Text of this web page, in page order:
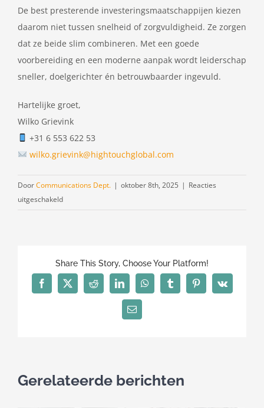
De best presterende investeringsmaatschappijen kiezen
daarom niet tussen snelheid of zorgvuldigheid. Ze zorgen
dat ze beide slim combineren. Met een goede
voorbereiding en een moderne aanpak wordt leiderschap
sneller, doelgerichter én betrouwbaarder ingevuld.
Hartelijke groet,
Wilko Grievink
+31 6 553 622 53
wilko.grievink@hightouchglobal.com
DoorCommunications Dept. | oktober 8th, 2025 | Reacties
uitgeschakeldvoor
nieuwe
kijk
Share This Story, Choose Your Platform!
Facebook
X RedditLinkedInWhatsAppTumblrPinterest
Vk
E-
mail
Gerelateerde berichten